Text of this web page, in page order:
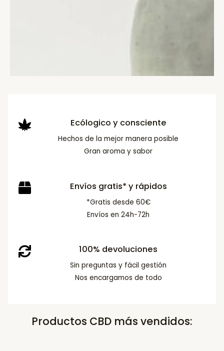
Ecólogico y consciente
Hechos de la mejor manera posible
Gran aroma y sabor
Envíos gratis* y rápidos
*Gratis desde 60€
Envíos en 24h-72h
100% devoluciones
Sin preguntas y fácil gestión
Nos encargamos de todo
Productos CBD más vendidos: